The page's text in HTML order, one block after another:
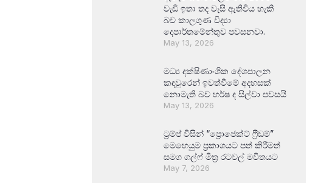
වැඩි ඉතා තද වැසි ඇතිවිය හැකි
බව කාලගුණ විද්‍යා
දෙපාර්තමේන්තුව පවසනවා.
May 13, 2026
මධ්‍ය දක්ෂිණාංශික දේශපාලන
කඳවුරෙන් ඉවත්වීමේ අදහසක්
නොමැති බව හර්ෂ ද සිල්වා පවසයි
May 13, 2026
ට්‍රම්ප් විසින් “ප්‍රොජෙක්ට් ෆ්‍රීඩම්”
මෙහෙයුම ප්‍රකාශයට පත් කිරීමත්
සමග ගල්ෆ් මිත්‍ර රටවල් මවිතයට
May 7, 2026